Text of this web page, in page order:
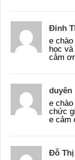
Đinh
e
học
cảm
duyên
e
chức
e cảm
Đỗ Thị